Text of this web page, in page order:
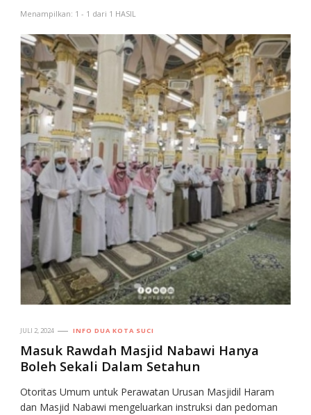
Menampilkan: 1 - 1 dari 1 HASIL
JULI 2, 2024 INFO DUA KOTA SUCI
Masuk Rawdah Masjid Nabawi Hanya
Boleh Sekali Dalam Setahun
Otoritas Umum untuk Perawatan Urusan Masjidil Haram
dan Masjid Nabawi mengeluarkan instruksi dan pedoman